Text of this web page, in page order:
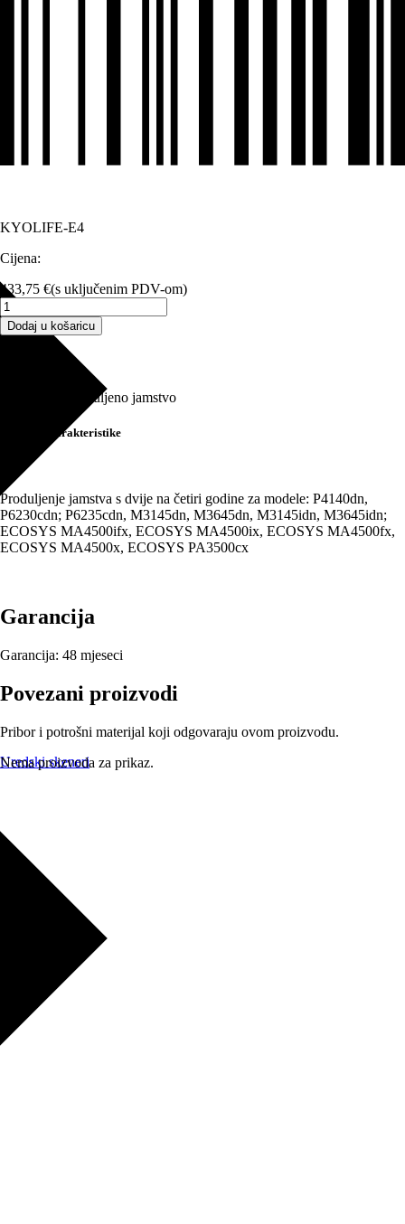
Uredski skeneri
KYOLIFE-E4
Cijena:
433,75 €(s uključenim PDV-om)
KYOLIFE
produžena
garancija
Dodaj u košaricu
Opis proizvoda
KYOLIFE produljeno jamstvo
Tehničke karakteristike
Produljenje jamstva s dvije na četiri godine za modele: P4140dn,
P6230cdn; P6235cdn, M3145dn, M3645dn, M3145idn, M3645idn;
ECOSYS MA4500ifx, ECOSYS MA4500ix, ECOSYS MA4500fx,
ECOSYS MA4500x, ECOSYS PA3500cx
Garancija
Garancija: 48 mjeseci
Povezani proizvodi
Pribor i potrošni materijal koji odgovaraju ovom proizvodu.
Nema proizvoda za prikaz.